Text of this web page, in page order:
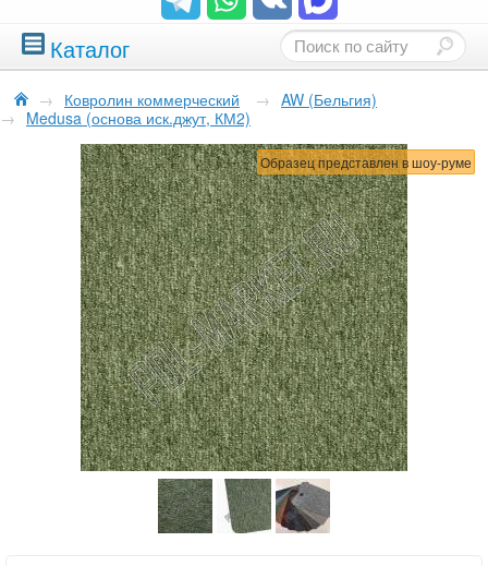
Каталог
→ Ковролин коммерческий → AW (Бельгия)
→ Medusa (основа иск.джут, КМ2)
Образец представлен в шоу-руме